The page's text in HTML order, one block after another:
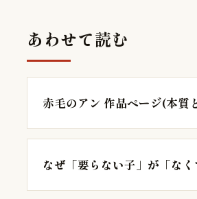
あわせて読む
赤毛のアン 作品ページ(本質
なぜ「要らない子」が「な